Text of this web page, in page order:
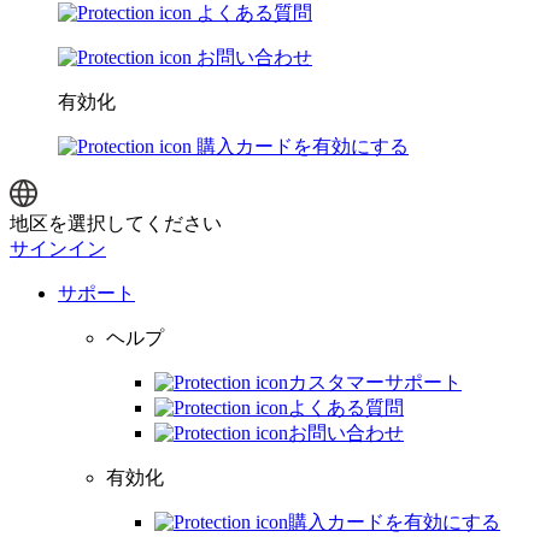
よくある質問
お問い合わせ
有効化
購入カードを有効にする
地区を選択してください
サインイン
サポート
ヘルプ
カスタマーサポート
よくある質問
お問い合わせ
有効化
購入カードを有効にする